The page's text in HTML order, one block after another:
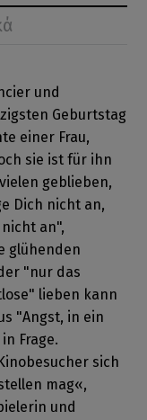
und
Geburtstag
einer Frau,
sie ist für ihn
geblieben,
Dich nicht an,
an",
glühenden
"nur das
lieben kann
"Angst, in ein
Frage.
sich
mag«,
und